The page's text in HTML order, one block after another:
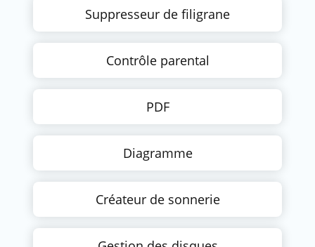
Suppresseur de filigrane
Contrôle parental
PDF
Diagramme
Créateur de sonnerie